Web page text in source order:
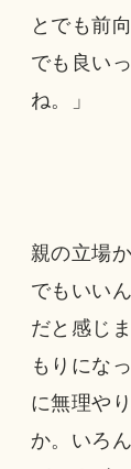
とでも前
でも良い
ね。」
親の立場
でもいい
だと感じ
もりにな
に無理や
か。いろ